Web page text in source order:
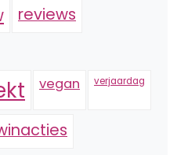
reviews
vegan verjaardag